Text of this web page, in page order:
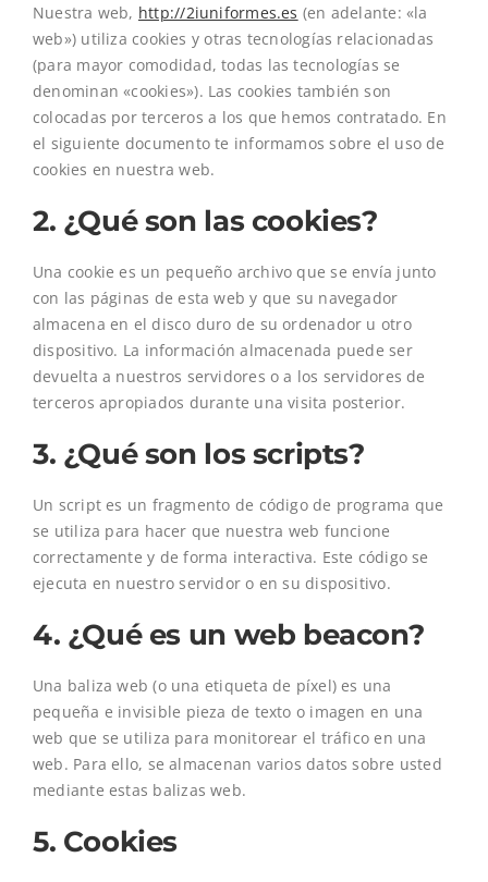
Nuestra web, http://2iuniformes.es (en adelante: «la
web») utiliza cookies y otras tecnologías relacionadas
(para mayor comodidad, todas las tecnologías se
denominan «cookies»). Las cookies también son
colocadas por terceros a los que hemos contratado. En
el siguiente documento te informamos sobre el uso de
cookies en nuestra web.
2. ¿Qué son las cookies?
Una cookie es un pequeño archivo que se envía junto
con las páginas de esta web y que su navegador
almacena en el disco duro de su ordenador u otro
dispositivo. La información almacenada puede ser
devuelta a nuestros servidores o a los servidores de
terceros apropiados durante una visita posterior.
3. ¿Qué son los scripts?
Un script es un fragmento de código de programa que
se utiliza para hacer que nuestra web funcione
correctamente y de forma interactiva. Este código se
ejecuta en nuestro servidor o en su dispositivo.
4. ¿Qué es un web beacon?
Una baliza web (o una etiqueta de píxel) es una
pequeña e invisible pieza de texto o imagen en una
web que se utiliza para monitorear el tráfico en una
web. Para ello, se almacenan varios datos sobre usted
mediante estas balizas web.
5. Cookies